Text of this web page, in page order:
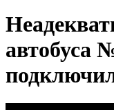
автобуса